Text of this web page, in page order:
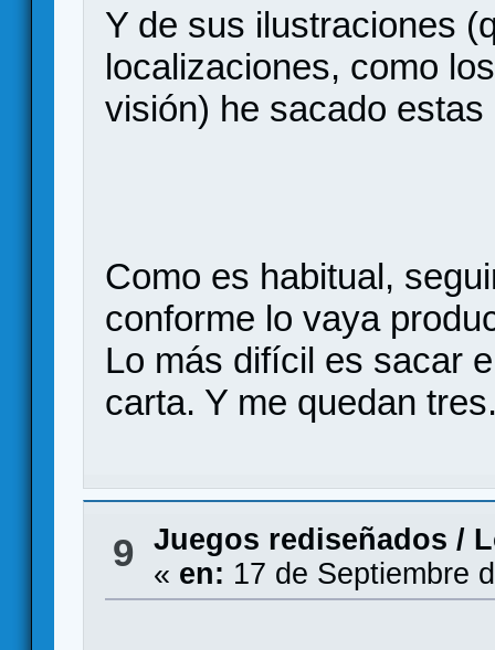
Y de sus ilustraciones
localizaciones, como
visión) he sacado
Como es habitual,
conforme lo vaya
Lo más difícil es sacar
carta. Y me quedan
9 Juegos rediseñados /
« en: 17 de Septiembre